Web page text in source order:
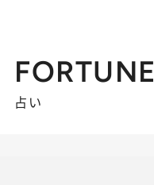
FORTUNE
占い